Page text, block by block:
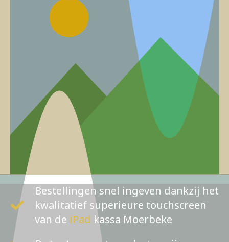
Bestellingen snel ingeven dankzij het
kwalitatief superieure touchscreen
van de iPad kassa Moerbeke